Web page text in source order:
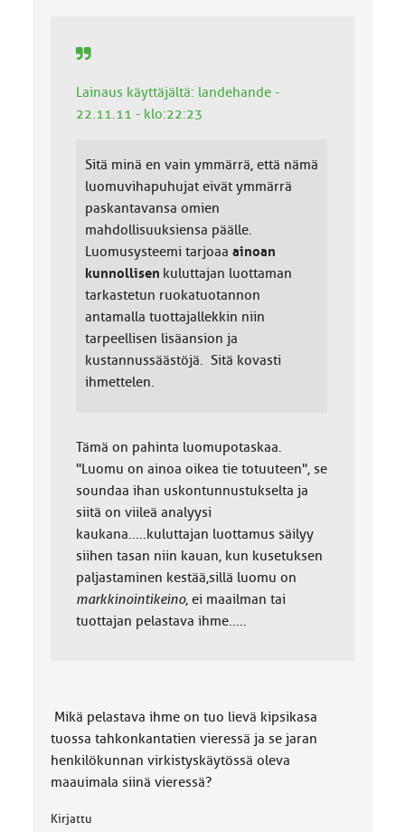
Lainaus käyttäjältä: landehande -
22.11.11 - klo:22:23
Sitä minä en vain ymmärrä, että nämä
luomuvihapuhujat eivät ymmärrä
paskantavansa omien
mahdollisuuksiensa päälle.
Luomusysteemi tarjoaa ainoan
kunnollisen kuluttajan luottaman
tarkastetun ruokatuotannon
antamalla tuottajallekkin niin
tarpeellisen lisäansion ja
kustannussäästöjä. Sitä kovasti
ihmettelen.
Tämä on pahinta luomupotaskaa.
"Luomu on ainoa oikea tie totuuteen", se
soundaa ihan uskontunnustukselta ja
siitä on viileä analyysi
kaukana.....kuluttajan luottamus säilyy
siihen tasan niin kauan, kun kusetuksen
paljastaminen kestää,sillä luomu on
markkinointikeino, ei maailman tai
tuottajan pelastava ihme.....
Mikä pelastava ihme on tuo lievä kipsikasa
tuossa tahkonkantatien vieressä ja se jaran
henkilökunnan virkistyskäytössä oleva
maauimala siinä vieressä?
Kirjattu